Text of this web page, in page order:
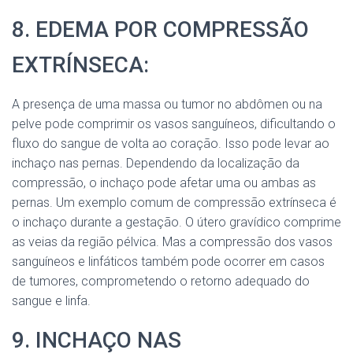
8. EDEMA POR COMPRESSÃO
EXTRÍNSECA:
A presença de uma massa ou tumor no abdômen ou na
pelve pode comprimir os vasos sanguíneos, dificultando o
fluxo do sangue de volta ao coração. Isso pode levar ao
inchaço nas pernas. Dependendo da localização da
compressão, o inchaço pode afetar uma ou ambas as
pernas. Um exemplo comum de compressão extrínseca é
o inchaço durante a gestação. O útero gravídico comprime
as veias da região pélvica. Mas a compressão dos vasos
sanguíneos e linfáticos também pode ocorrer em casos
de tumores, comprometendo o retorno adequado do
sangue e linfa.
9. INCHAÇO NAS